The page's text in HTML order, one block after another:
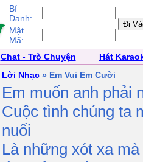
Bí
Danh:
Mật
Mã:
Chat - Trò Chuyện
Hát
Lời Nhạc » Em Vui Em Cười
Em muốn anh phải
Cuộc tình chúng ta
nuối
Là những xót xa